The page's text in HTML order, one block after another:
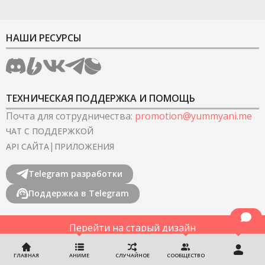
ГЛАВНАЯ АНИМЕ СЛУЧАЙНОЕ СООБЩЕСТВО
НАШИ РЕСУРСЫ
ТЕХНИЧЕСКАЯ ПОДДЕРЖКА И ПОМОЩЬ
Почта для сотрудничества: promotion@yummyani.me
ЧАТ С ПОДДЕРЖКОЙ
API САЙТА| ПРИЛОЖЕНИЯ
Telegram разработки
Поддержка в Telegram
Перейти на старый дизайн
©2022-2026YummyAnime.Все права защищены